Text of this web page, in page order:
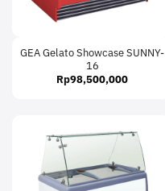
GEA Gelato Showcase SUNNY-
16
Rp98,500,000